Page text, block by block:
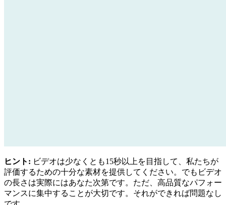
ヒント: ビデオは少なくとも15秒以上を目指して、私たちが
評価するための十分な素材を提供してください。でもビデオ
の長さは実際にはあなた次第です。ただ、高品質なパフォー
マンスに集中することが大切です。それができれば問題なし